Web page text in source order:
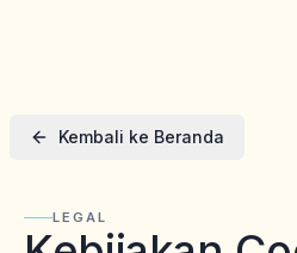
Kembali ke Beranda
LEGAL